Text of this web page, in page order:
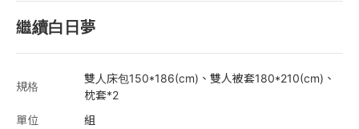
繼續白日夢
規格
雙人床包150*186(cm)、雙人被套180*210(cm)、
枕套*2
單位
組